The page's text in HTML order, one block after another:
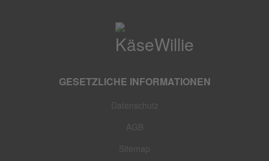
GESETZLICHE INFORMATIONEN
Datenschutz
AGB
Sitemap